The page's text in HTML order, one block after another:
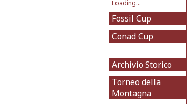
Loading...
Fossil Cup
Conad Cup
Archivio Storico
Torneo della
Montagna